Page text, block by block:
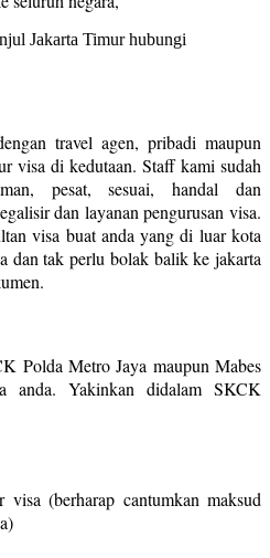
travel agen, pribadi maupun
visa di kedutaan. Staff kami sudah
pesat, sesuai, handal dan
dan layanan pengurusan visa.
visa buat anda yang di luar kota
dan tak perlu bolak balik ke jakarta
Polda Metro Jaya maupun Mabes
anda. Yakinkan didalam SKCK
visa (berharap cantumkan maksud